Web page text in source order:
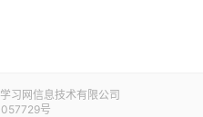
习网信息技术有限公司
号